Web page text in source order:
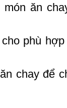
ăn
phù
chay để